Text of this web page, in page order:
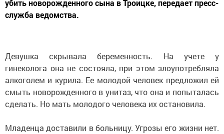
убить новорожденного сына в Троицке, передает пресс-
служба ведомства.
Девушка скрывала беременность. На учете у
гинеколога она не состояла, при этом злоупотребляла
алкоголем и курила. Ее молодой человек предложил ей
смыть новорожденного в унитаз, что она и попыталась
сделать. Но мать молодого человека их остановила.
Младенца доставили в больницу. Угрозы его жизни нет.